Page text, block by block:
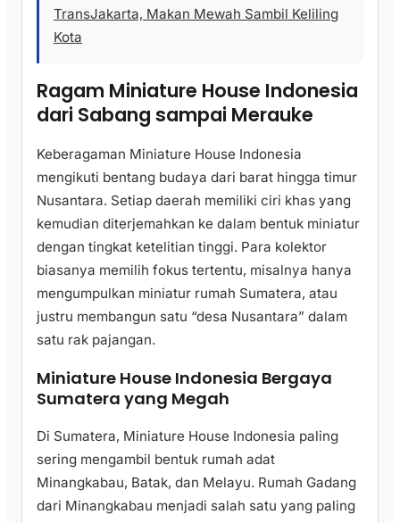
TransJakarta, Makan Mewah Sambil Keliling
Kota
Ragam Miniature House Indonesia
dari Sabang sampai Merauke
Keberagaman Miniature House Indonesia
mengikuti bentang budaya dari barat hingga timur
Nusantara. Setiap daerah memiliki ciri khas yang
kemudian diterjemahkan ke dalam bentuk miniatur
dengan tingkat ketelitian tinggi. Para kolektor
biasanya memilih fokus tertentu, misalnya hanya
mengumpulkan miniatur rumah Sumatera, atau
justru membangun satu “desa Nusantara” dalam
satu rak pajangan.
Miniature House Indonesia Bergaya
Sumatera yang Megah
Di Sumatera, Miniature House Indonesia paling
sering mengambil bentuk rumah adat
Minangkabau, Batak, dan Melayu. Rumah Gadang
dari Minangkabau menjadi salah satu yang paling